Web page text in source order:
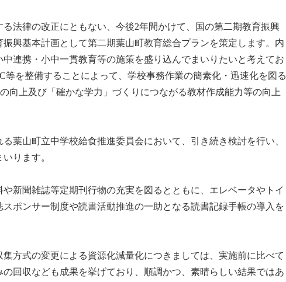
法律の改正にともない、今後2年間かけて、国の第二期教育振興
興基本計画として第二期葉山町教育総合プランを策定します。内
連携・小中一貫教育等の施策を盛り込んでまいりたいと考えてお
を整備することによって、学校事務作業の簡素化・迅速化を図る
向上及び「確かな学力」づくりにつながる教材作成能力等の向上
葉山町立中学校給食推進委員会において、引き続き検討を行い、
ります。
新聞雑誌等定期刊行物の充実を図るとともに、エレベータやトイ
ポンサー制度や読書活動推進の一助となる読書記録手帳の導入を
方式の変更による資源化減量化につきましては、実施前に比べて
回収なども成果を挙げており、順調かつ、素晴らしい結果ではあ